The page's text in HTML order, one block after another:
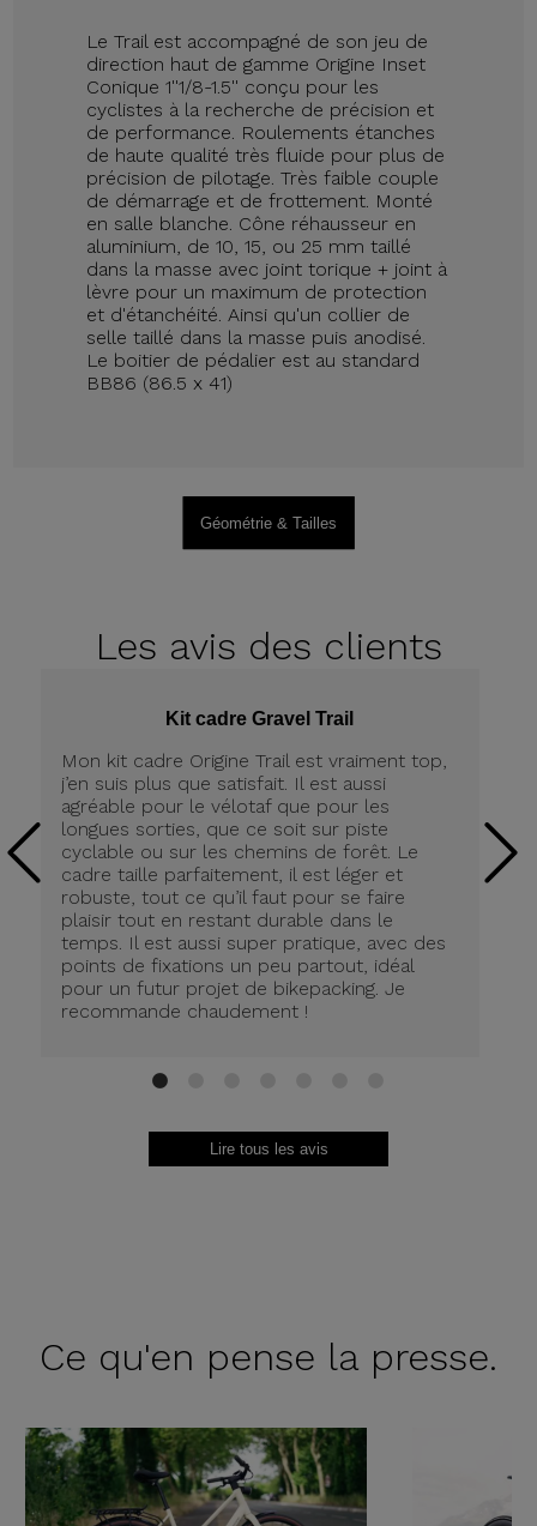
Le Trail est accompagné de son jeu de
direction haut de gamme Origine Inset
Conique 1''1/8-1.5'' conçu pour les
cyclistes à la recherche de précision et
de performance. Roulements étanches
de haute qualité très fluide pour plus de
précision de pilotage. Très faible couple
de démarrage et de frottement. Monté
en salle blanche. Cône réhausseur en
aluminium, de 10, 15, ou 25 mm taillé
dans la masse avec joint torique + joint à
lèvre pour un maximum de protection
et d'étanchéité. Ainsi qu'un collier de
selle taillé dans la masse puis anodisé.
Le boitier de pédalier est au standard
BB86 (86.5 x 41)
Géométrie & Tailles
Les avis des clients
Kit cadre Gravel Trail
Mon kit cadre Origine Trail est vraiment top,
j’en suis plus que satisfait. Il est aussi
agréable pour le vélotaf que pour les
longues sorties, que ce soit sur piste
cyclable ou sur les chemins de forêt. Le
cadre taille parfaitement, il est léger et
robuste, tout ce qu’il faut pour se faire
plaisir tout en restant durable dans le
temps. Il est aussi super pratique, avec des
points de fixations un peu partout, idéal
pour un futur projet de bikepacking. Je
recommande chaudement !
1
Lire tous les avis
Ce qu'en pense la presse.